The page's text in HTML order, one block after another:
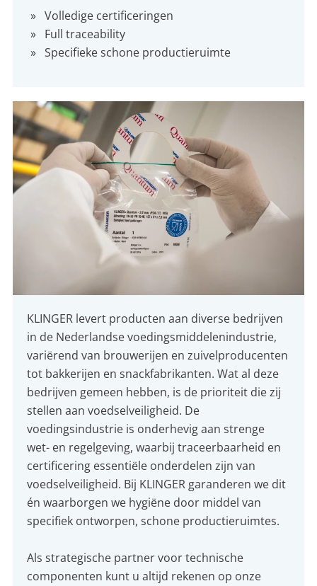
Volledige certificeringen
Full traceability
Specifieke schone productieruimte
KLINGER levert producten aan diverse bedrijven
in de Nederlandse voedingsmiddelenindustrie,
variërend van brouwerijen en zuivelproducenten
tot bakkerijen en snackfabrikanten. Wat al deze
bedrijven gemeen hebben, is de prioriteit die zij
stellen aan voedselveiligheid. De
voedingsindustrie is onderhevig aan strenge
wet- en regelgeving, waarbij traceerbaarheid en
certificering essentiële onderdelen zijn van
voedselveiligheid. Bij KLINGER garanderen we dit
én waarborgen we hygiëne door middel van
specifiek ontworpen, schone productieruimtes.
Als strategische partner voor technische
componenten kunt u altijd rekenen op onze